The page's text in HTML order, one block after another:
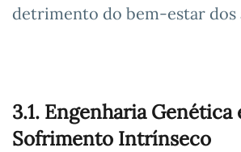
detrimento do bem-estar dos
3.1. Engenharia Genética
Sofrimento Intrínseco